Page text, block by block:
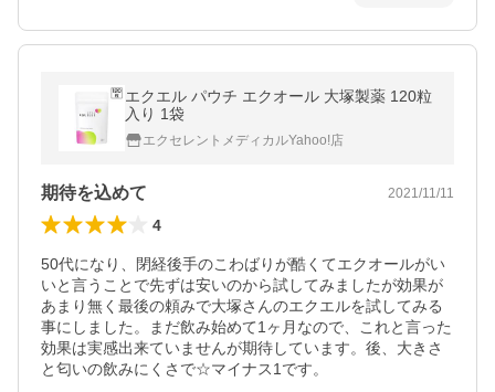
エクエル パウチ エクオール 大塚製薬 120粒
入り 1袋
エクセレントメディカルYahoo!店
期待を込めて 2021/11/11
4
50代になり、閉経後手のこわばりが酷くてエクオールがい
いと言うことで先ずは安いのから試してみましたが効果が
あまり無く最後の頼みで大塚さんのエクエルを試してみる
事にしました。まだ飲み始めて1ヶ月なので、これと言った
効果は実感出来ていませんが期待しています。後、大きさ
と匂いの飲みにくさで☆マイナス1です。